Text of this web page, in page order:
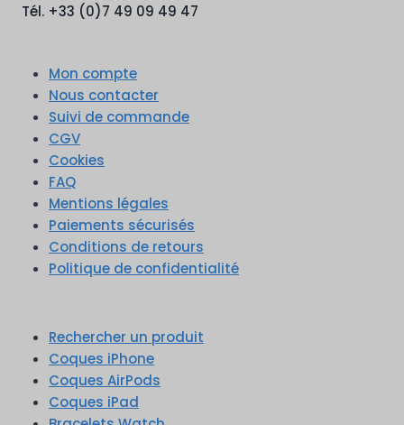
Tél. +33 (0)7 49 09 49 47
Mon compte
Nous contacter
Suivi de commande
CGV
Cookies
FAQ
Mentions légales
Paiements sécurisés
Conditions de retours
Politique de confidentialité
Rechercher un produit
Coques iPhone
Coques AirPods
Coques iPad